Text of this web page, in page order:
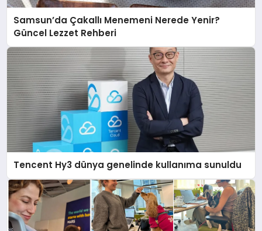
Samsun’da Çakallı Menemeni Nerede Yenir?
Güncel Lezzet Rehberi
Tencent Hy3 dünya genelinde kullanıma sunuldu